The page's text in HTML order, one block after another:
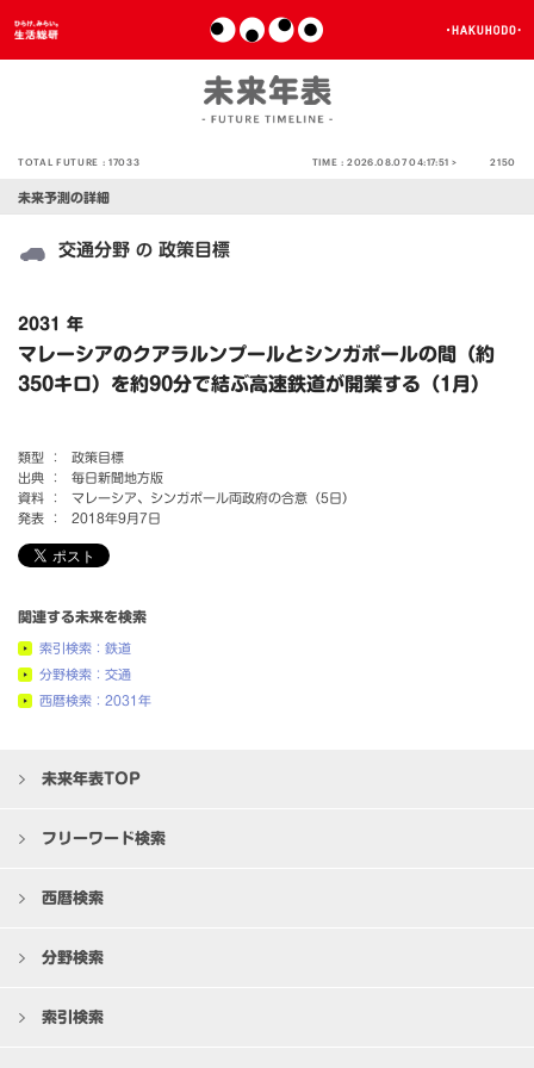
TOTAL FUTURE :17033 TIME :2026.08.07 04:17:51 > 2150
未来予測の詳細
交通分野 の 政策目標
2031 年
マレーシアのクアラルンプールとシンガポールの間（約
350キロ）を約90分で結ぶ高速鉄道が開業する（1月）
類型 ：
政策目標
出典 ：
毎日新聞地方版
資料 ：
マレーシア、シンガポール両政府の合意（5日）
発表 ：
2018年9月7日
関連する未来を検索
索引検索：鉄道
分野検索：交通
西暦検索：2031年
未来年表TOP
フリーワード検索
西暦検索
分野検索
索引検索